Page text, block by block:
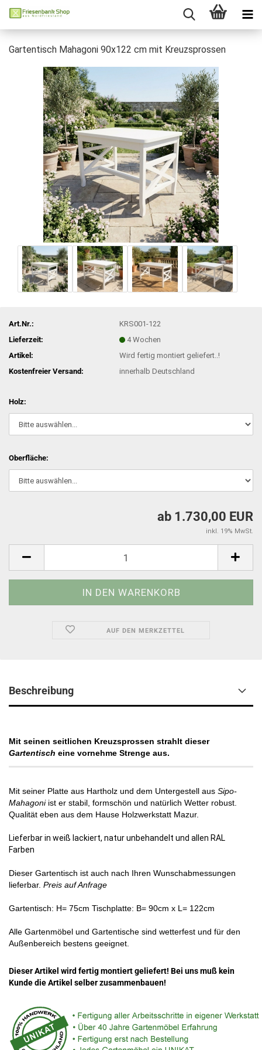
Gartentisch Mahagoni 90x122 cm mit Kreuzsprossen
Art.Nr.:
KRS001-122
Lieferzeit:
4 Wochen
Artikel:
Wird fertig montiert geliefert..!
Kostenfreier Versand:
innerhalb Deutschland
Holz:
Oberfläche:
ab 1.730,00 EUR
inkl. 19% MwSt.
AUF DEN MERKZETTEL
Beschreibung
Mit seinen seitlichen Kreuzsprossen strahlt dieser
Gartentisch eine vornehme Strenge aus.
Mit seiner Platte aus Hartholz und dem Untergestell aus Sipo-
Mahagoniist er stabil, formschön und natürlich Wetter robust.
Qualität eben aus dem Hause Holzwerkstatt Mazur.
Lieferbar in weiß lackiert, natur unbehandelt und allen RAL
Farben
Dieser Gartentisch ist auch nach Ihren Wunschabmessungen
lieferbar. Preis auf Anfrage
Gartentisch: H= 75cm Tischplatte: B= 90cm x L= 122cm
Alle Gartenmöbel und Gartentische sind wetterfest und für den
Außenbereich bestens geeignet.
Dieser Artikel wird fertig montiert geliefert! Bei uns muß kein
Kunde die Artikel selber zusammenbauen!